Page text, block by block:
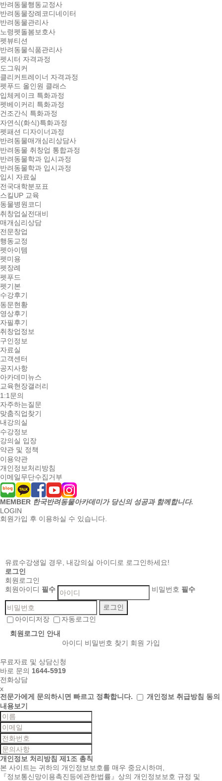
반려동물행동교정사
반려동물장례코디네이터
반려동물관리사
노령펫돌봄보호사
펫뷰티션
반려동물식품관리사
펫시터 자격과정
도그워커
클리커트레이너 자격과정
펫푸드 올인원 클래스
입체케이크 특화과정
펫베이커리 특화과정
건조간식 특화과정
자연식(화식)특화과정
펫패션 디자이너과정
반려동물매개심리상담사
반려동물 취창업 통합과정
반려동물학과 입시과정
반려동물학과 입시과정
입시 자료실
전국대학분포표
스킬UP 교육
동물병원코디
취창업실전대비
매개심리상담
전문창업
행동교정
펫아이템
펫미용
펫장례
펫푸드
펫기본
수강후기
동문현황
영상후기
자필후기
취창업정보
구인정보
자료실
고객센터
공지사항
아카데미뉴스
교육현장갤러리
1:1문의
자주하는질문
맞춤직업찾기
내강의실
수강정보
강의실 입장
약관 및 정책
이용약관
개인정보처리방침
이메일무단수집거부
MEMBER 한국반려동물아카데미가 당신의 성공과 함께합니다.
LOGIN
회원가입 후 이용하실 수 있습니다.
유료수강생일 경우, 내강의실 아이디 로 로그인하세요!
로그인
회원로그인
회원아이디 필수 비밀번호 필수
아이디저장
자동로그인
회원로그인 안내
아이디 비밀번호 찾기 회원 가입
무료자료 및 상담신청
바로 문의 1644-5919
전화상담
x
전문가에게 문의하시면 빠르고 정확합니다.
개인정보 취급방침 동의
내용보기
개인정보 처리방침 제1조 총칙
본 사이트는 귀하의 개인정보보호를 매우 중요시하며,
『정보통신망이용촉진등에관한법률』상의 개인정보보호 규정 및